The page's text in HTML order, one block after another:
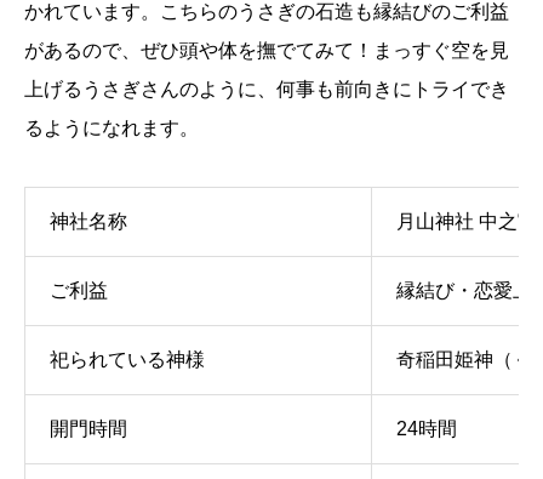
かれています。こちらのうさぎの石造も縁結びのご利益
があるので、ぜひ頭や体を撫でてみて！まっすぐ空を見
上げるうさぎさんのように、何事も前向きにトライでき
るようになれます。
神社名称 月山神社 中之
ご利益 縁結び・恋愛上
祀られている神様 奇稲田姫神（く
開門時間 24時間